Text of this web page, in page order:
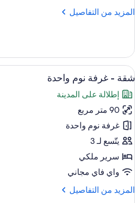
منظر
المزيد من التفاصيل
المزيد
غرفة
سريران
منفصلان
منظر
للمدينة
استعراض
جميع
صور
شقة
-
غرفة
نوم
واحدة
9
شقة - غرفة نوم واحدة
إطلالة على المدينة
90 متر مربع
غرفة نوم واحدة
يتّسع لـ 3
سرير ملكي
واي فاي مجاني
المزيد من التفاصيل
المزيد